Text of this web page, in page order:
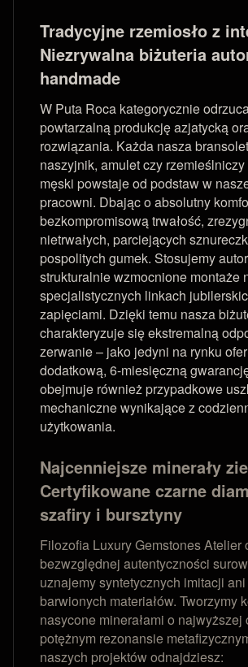
Tradycyjne rzemiosło z
Niezrywalna biżuteria
handmade
W Puta Roca kategorycznie
powtarzalną produkcję azjatycką
rozwiązania. Każda nasza
naszyjnik, amulet czy
męski powstaje od podstaw w
pracowni. Dbając o absolutny
bezkompromisową trwałość,
nietrwałych, parciejących
pospolitych gumek. Stosujemy
strukturalnie wzmocnione montaże
specjalistycznych linkach
zapięciami. Dzięki temu nasza
charakteryzuje się ekstremalną
zerwanie – jako jedyni na rynku
dodatkową, 6-miesięczną
obejmuje również przypadkowe
mechaniczne wynikające z
użytkowania.
Najcenniejsze minerały
Certyfikowane czarne
szafiry i bursztyny
Filozofia Luxury Gemstones Atelier
bezwzględnej autentyczności
uznajemy syntetycznych imitacji
barwionych materiałów. Tworzymy
nasycone minerałami o najwyższej
potężnym rezonansie
naszych projektów odnajdziesz: